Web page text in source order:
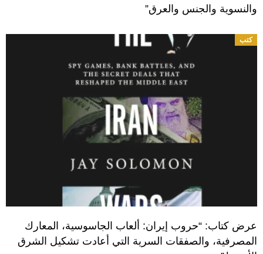
والنسوية والجنس والعرق”
كتب
عرض كتاب: “حروب إيران: ألعاب الجاسوسية، المعارك
المصرفية، والصفقات السرية التي أعادت تشكيل الشرق